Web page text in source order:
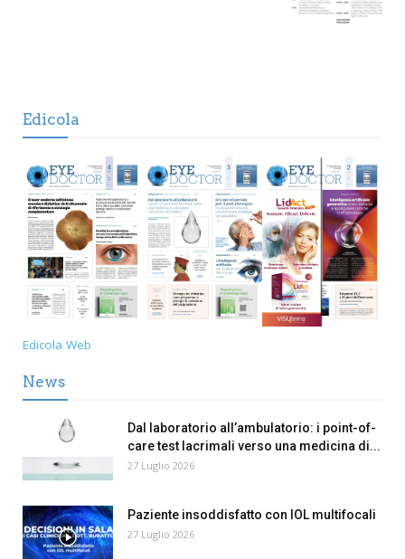
Edicola
Edicola Web
News
Dal laboratorio all’ambulatorio: i point-of-
care test lacrimali verso una medicina di...
27 Luglio 2026
Paziente insoddisfatto con IOL multifocali
27 Luglio 2026